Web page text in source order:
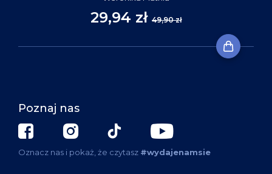
29,94 zł 49,90 zł
Poznaj nas
Oznacz nas i pokaż, że czytasz #wydajenamsie